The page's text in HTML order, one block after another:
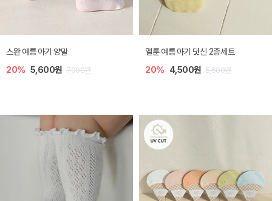
[SIZE ~6Y] 토트 아기 밀짚 썬캡
30% 9,100원 13,000원
[SIZE ~6Y] 어썸 여름 볼캡
30% 14,300원 20,400원